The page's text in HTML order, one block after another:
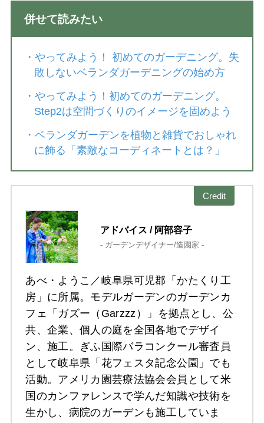
併せて読みたい
・ やってみよう！ 初めてのガーデニング。失
敗しないベランダガーデニングの始め方
・ やってみよう！初めてのガーデニング。
Step2は空間づくりのイメージを固めよう
・ ベランダガーデンを植物と雑貨でおしゃれ
に飾る「素敵なコーディネートとは？」
Credit
アドバイス / 阿部容子
- ガーデンデザイナー/造園家 -
あべ・ようこ／岐阜県可児郡「かたくり工
房」に所属。モデルガーデンのガーデンカ
フェ「ガズー（Garzzz）」を拠点とし、公
共、企業、個人の庭を全国各地でデザイ
ン、施工。ぎふ国際バラコンクール審査員
として岐阜県「花フェスタ記念公園」でも
活動。アメリカ園芸療法協会会員として米
国のカンファレンスで学んだ知識や技術を
生かし、病院のガーデンも施工していま